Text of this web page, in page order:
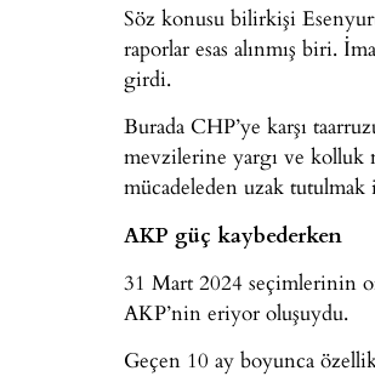
Söz konusu bilirkişi
raporlar esas alınmış biri.
girdi.
Burada CHP’ye karşı
mevzilerine yargı ve kolluk
mücadeleden uzak
AKP güç kaybederken
31 Mart 2024 seçimlerinin
AKP’nin eriyor oluşuydu.
Geçen 10 ay boyunca